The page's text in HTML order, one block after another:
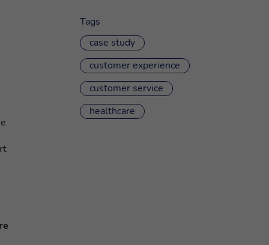
Tags
case study
customer experience
customer service
healthcare